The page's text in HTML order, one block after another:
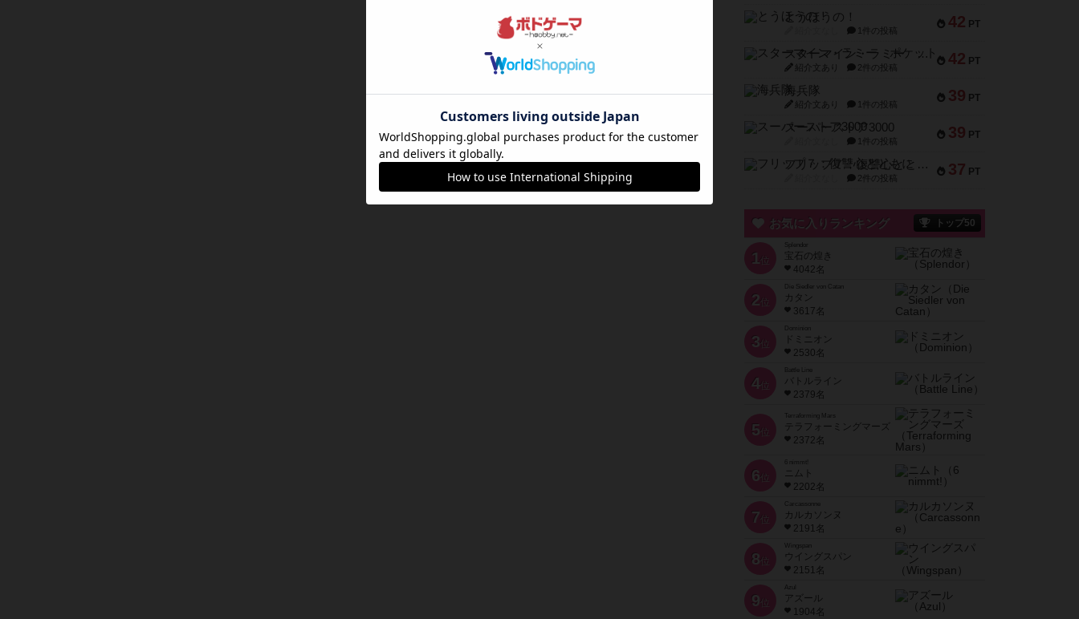
42 PT
とうほうの！
1件の投稿
42 PT
スターマイン・ラミー ポケット
紹介文あり 2件の投稿
39 PT
海兵隊
紹介文あり 1件の投稿
39 PT
スーパーストア3000
1件の投稿
37 PT
フリップ７：復讐心とともに
2件の投稿
お気に入りランキング トップ50
1 位
宝石の煌き
4042名
2 位
Die Siedler von Catan
カタン
3617名
3 位
ドミニオン
2530名
4位
Battle Line
バトルライン
2379名
5 位
Terraforming Mars
テラフォーミングマーズ
2372名
6 位
ニムト
2202名
7 位
Carcassonne
カルカソンヌ
2191名
8 位
Wingspan
ウイングスパン
2151名
9 位
Azul
アズール
1904名